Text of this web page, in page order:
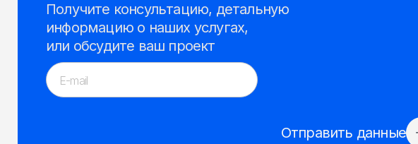
Получите консультацию, детальную
информацию о наших услугах,
или обсудите ваш проект
Отправить данные